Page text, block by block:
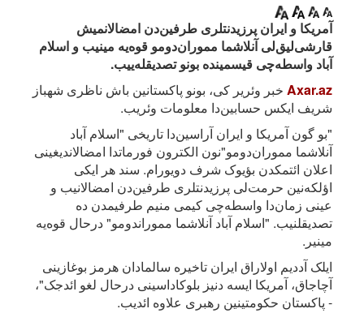
آمریکا و ایران پرزیدنتلری طرفین‌دن امضالانمیش
قارشی‌لیق‌لی آنلاشما مموران‌دومو قوه‌یه مینیب و اسلام
آباد واسطه‌چی قیسمینده بونو تصدیقله‌ییب.
Axar.az خبر وئریر کی، بونو پاکستانین باش ناظری شهباز
شریف ایکس حسابین‌دا معلومات وئریب.
"بو گون آمریکا و ایران آراسین‌دا تاریخی "اسلام آباد
آنلاشما مموران‌دومو"نون الکترون فورماتدا امضالاندیغینی
اعلان ائتمکدن بؤیوک شرف دویورام. سند هر ایکی
اؤلکه‌نین حرمت‌لی پرزیدنتلری طرفین‌دن امضالانیب و
عینی زمان‌دا واسطه‌چی کیمی منیم طرفیمدن ده
تصدیقلنیب. "اسلام آباد آنلاشما مموراندومو" درحال قوه‌یه
مینیر.
ایلک آددیم اولاراق ایران تاخیره سالمادان هرمز بوغازینی
آچاجاق، آمریکا ایسه دنیز بلوکاداسینی درحال لغو ائد‌جک"،
- پاکستان حکومتینین رهبری علاوه ائدیب.